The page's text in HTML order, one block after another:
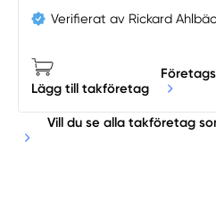
Verifierat av Rickard
Lägg till takföretag
Vill du se alla takföretag